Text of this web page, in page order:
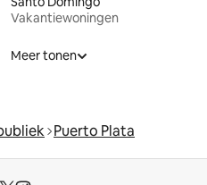
Vakantiewoningen
Meer tonen
Puerto Plata